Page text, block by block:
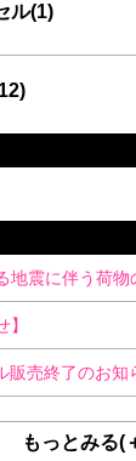
ル(1)
地震に伴う荷物
販売終了のお知
もっとみる(